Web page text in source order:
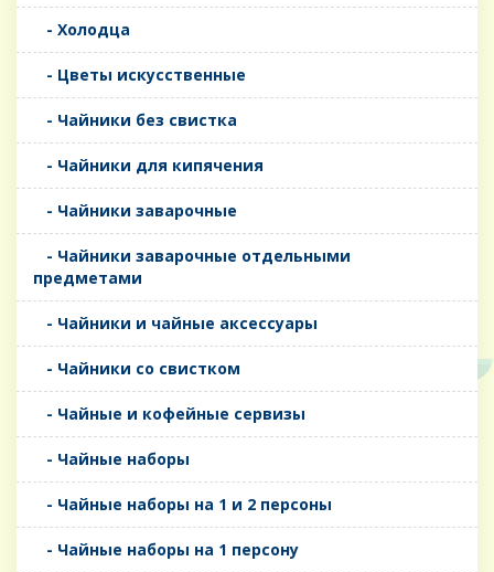
- Холодца
- Цветы искусственные
- Чайники без свистка
- Чайники для кипячения
- Чайники заварочные
- Чайники заварочные отдельными
предметами
- Чайники и чайные аксессуары
- Чайники со свистком
- Чайные и кофейные сервизы
- Чайные наборы
- Чайные наборы на 1 и 2 персоны
- Чайные наборы на 1 персону